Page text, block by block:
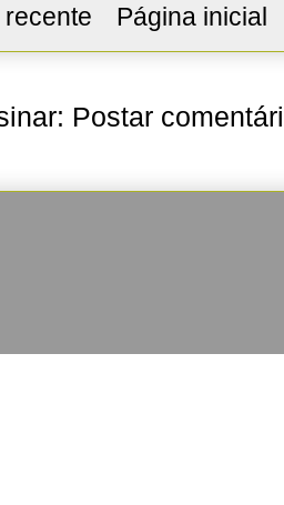
Página inicial
Postar